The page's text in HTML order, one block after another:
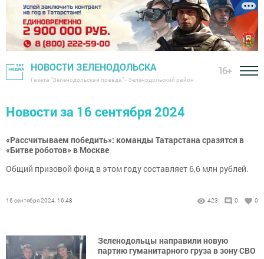
НОВОСТИ ЗЕЛЕНОДОЛЬСКА
Газета "Зеленодольская правда" - Зеленодольский район
16+
Новости за 16 сентября 2024
«Рассчитываем победить»: команды Татарстана сразятся в
«Битве роботов» в Москве
Общий призовой фонд в этом году составляет 6,6 млн рублей.
16 сентября 2024, 16:48 423 0 0
Зеленодольцы направили новую
партию гуманитарного груза в зону СВО